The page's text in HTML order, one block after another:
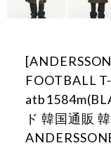
FOOTBALL
ド 韓国通販